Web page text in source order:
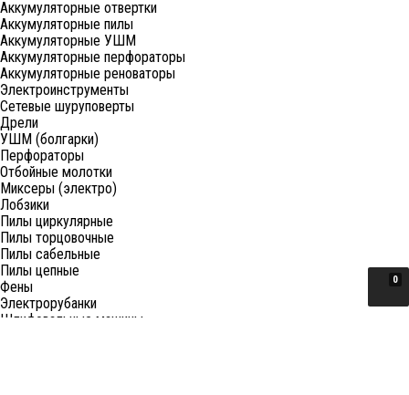
0
Аккумуляторные отвертки
Аккумуляторные пилы
Аккумуляторные УШМ
Аккумуляторные перфораторы
Аккумуляторные реноваторы
Электроинструменты
Сетевые шуруповерты
Дрели
УШМ (болгарки)
Перфораторы
Отбойные молотки
Миксеры (электро)
Лобзики
Пилы циркулярные
Пилы торцовочные
Пилы сабельные
Пилы цепные
Фены
Электрорубанки
Шлифовальные машины